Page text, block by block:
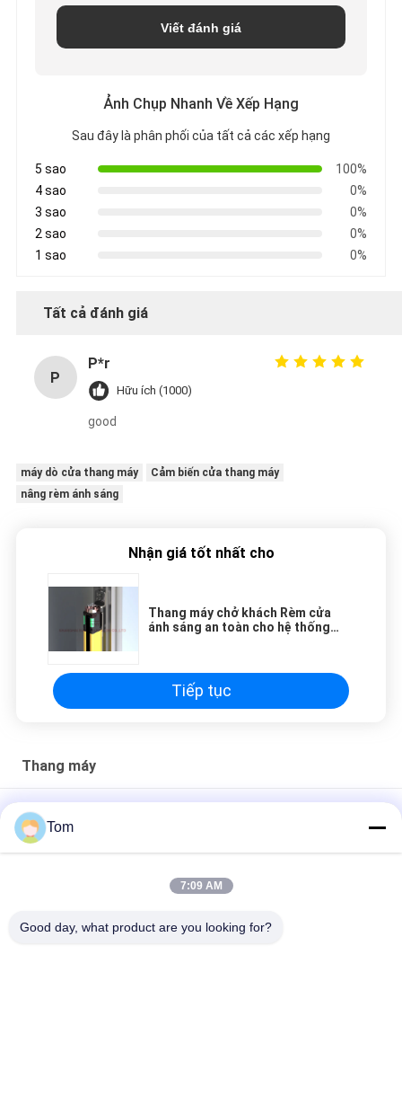
Viết đánh giá
Ảnh Chụp Nhanh Về Xếp Hạng
Sau đây là phân phối của tất cả các xếp hạng
5 sao
100%
4 sao
0%
3 sao
0%
2 sao
0%
1 sao
0%
Tất cả đánh giá
P
P*r
Hữu ích (1000)
good
máy dò cửa thang máy
Cảm biến cửa thang máy
nâng rèm ánh sáng
Nhận giá tốt nhất cho
Thang máy chở khách Rèm cửa
ánh sáng an toàn cho hệ thống
Tiếp tục
Thang máy
Đầu dò cửa thang máy hồng ngoại cho hệ thống cửa thang
máy 0 - 4000mm
thống điều khiển thang máy
Tom
7:09 AM
Good day, what product are you looking for?